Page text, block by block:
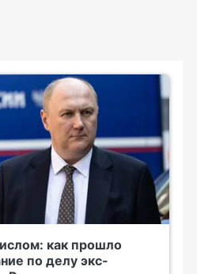
как прошло
по делу экс-